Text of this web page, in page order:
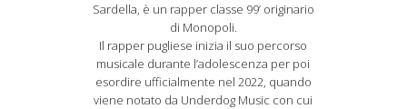
Sardella, è un rapper classe 99’ originario
di Monopoli.
Il rapper pugliese inizia il suo percorso
musicale durante l’adolescenza per poi
esordire ufficialmente nel 2022, quando
viene notato da Underdog Music con cui